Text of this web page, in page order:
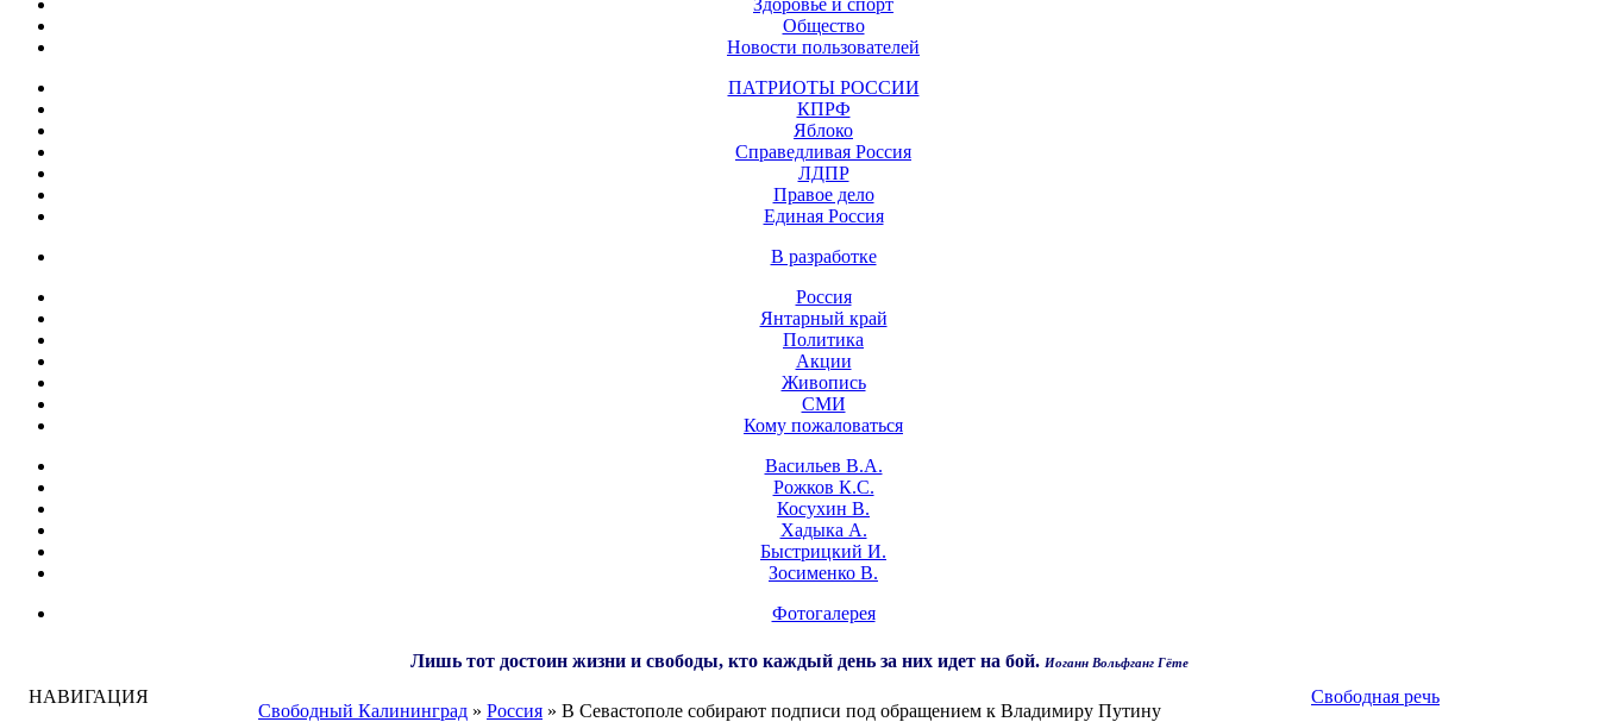
Здоровье и спорт
Общество
Новости пользователей
ПАТРИОТЫ РОССИИ
КПРФ
Яблоко
Справедливая Россия
ЛДПР
Правое дело
Единая Россия
В разработке
Россия
Янтарный край
Политика
Акции
Живопись
СМИ
Кому пожаловаться
Васильев В.А.
Рожков К.С.
Косухин В.
Хадыка А.
Быстрицкий И.
Зосименко В.
Фотогалерея
Лишь тот достоин жизни и свободы, кто каждый день за них идет на бой. Иоганн Вольфганг Гёте
НАВИГАЦИЯ
Свободный Калининград » Россия » В Севастополе собирают подписи под обращением к Владимиру Путину
Свободная речь